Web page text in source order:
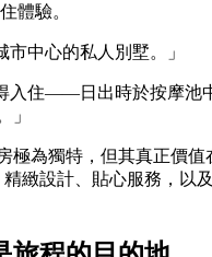
體驗。
中心的私人別墅。」
入住——日出時於按摩池
」
極為獨特，但其真正價值
緻設計、貼心服務，以